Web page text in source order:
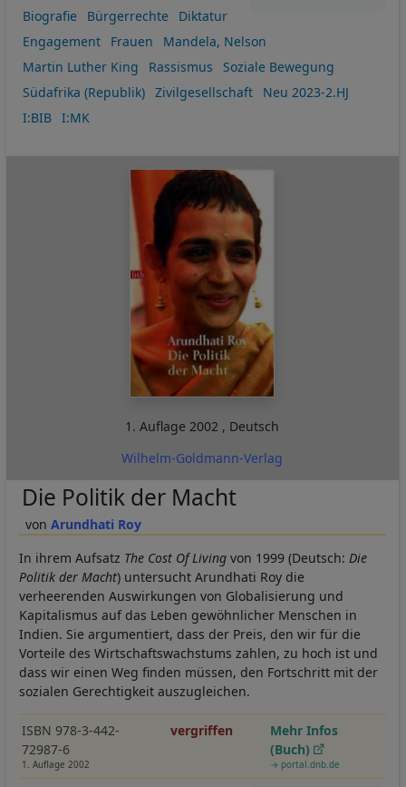
Biografie
Bürgerrechte
Diktatur
Engagement
Frauen
Mandela, Nelson
Martin Luther King
Rassismus
Soziale Bewegung
Südafrika (Republik)
Zivilgesellschaft
Neu 2023-2.HJ
I:BIB
I:MK
1. Auflage 2002 , Deutsch
Wilhelm-Goldmann-Verlag
Arundhati Roy
Die Politik der Macht
In ihrem Aufsatz The Cost Of Living von 1999 (Deutsch: Die
Politik der Macht) untersucht Arundhati Roy die
verheerenden Auswirkungen von Globalisierung und
Kapitalismus auf das Leben gewöhnlicher Menschen in
Indien. Sie argumentiert, dass der Preis, den wir für die
Vorteile des Wirtschaftswachstums zahlen, zu hoch ist und
dass wir einen Weg finden müssen, den Fortschritt mit der
sozialen Gerechtigkeit auszugleichen.
ISBN 978-3-442-
72987-6
1. Auflage 2002
vergriffen
Mehr Infos
(Buch)
→ portal.dnb.de